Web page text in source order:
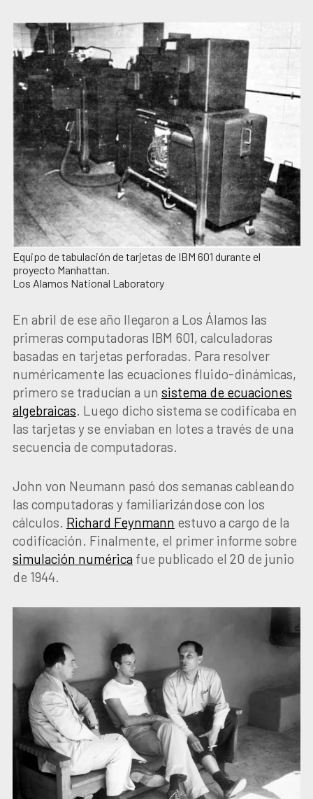
Equipo de tabulación de tarjetas de IBM 601 durante el
proyecto Manhattan.
Los Alamos National Laboratory
En abril de ese año llegaron a Los Álamos las
primeras computadoras IBM 601, calculadoras
basadas en tarjetas perforadas. Para resolver
numéricamente las ecuaciones fluido-dinámicas,
primero se traducían a un sistema de ecuaciones
algebraicas. Luego dicho sistema se codificaba en
las tarjetas y se enviaban en lotes a través de una
secuencia de computadoras.
John von Neumann pasó dos semanas cableando
las computadoras y familiarizándose con los
cálculos. Richard Feynmann estuvo a cargo de la
codificación. Finalmente, el primer informe sobre
simulación numérica fue publicado el 20 de junio
de 1944.